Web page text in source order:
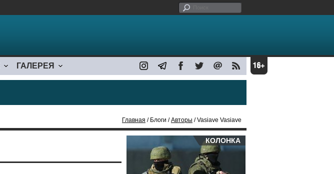
ГАЛЕРЕЯ
Главная / Блоги /Авторы / Vasiave Vasiave
КОЛОНКА